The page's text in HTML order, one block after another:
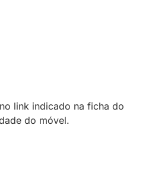
link indicado na ficha do
do móvel.